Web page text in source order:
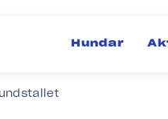
Hundar